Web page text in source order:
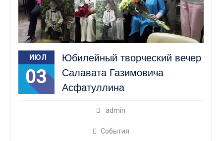
ИЮЛ
03
Юбилейный творческий вечер
Салавата Газимовича
Асфатуллина
admin
События